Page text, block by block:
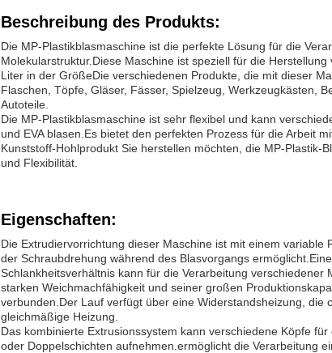
Beschreibung des Produkts:
Die MP-Plastikblasmaschine ist die perfekte Lösung für die
Molekularstruktur.Diese Maschine ist speziell für die
Liter in der GrößeDie verschiedenen Produkte, die mit dieser
Flaschen, Töpfe, Gläser, Fässer, Spielzeug, Werkzeugkästen,
Autoteile.
Die MP-Plastikblasmaschine ist sehr flexibel und kann
und EVA blasen.Es bietet den perfekten Prozess für die Arbeit
Kunststoff-Hohlprodukt Sie herstellen möchten, die MP-Plastik-
und Flexibilität.
Eigenschaften:
Die Extrudiervorrichtung dieser Maschine ist mit einem
der Schraubdrehung während des Blasvorgangs
Schlankheitsverhältnis kann für die Verarbeitung verschiedener
starken Weichmachfähigkeit und seiner großen
verbunden.Der Lauf verfügt über eine Widerstandsheizung, die
gleichmäßige Heizung.
Das kombinierte Extrusionssystem kann verschiedene Köpfe
oder Doppelschichten aufnehmen.ermöglicht die Verarbeitung